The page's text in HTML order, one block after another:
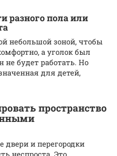
разного пола или
небольшой зоной, чтобы
а уголок был
не будет работать. Но
для детей,
пространство
и перегородки
неспроста. Это